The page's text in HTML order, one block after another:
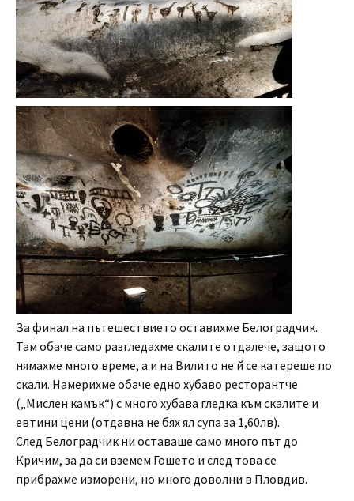
За финал на пътешествието оставихме Белоградчик.
Там обаче само разгледахме скалите отдалече, защото
нямахме много време, а и на Вилито не й се катереше по
скали. Намерихме обаче едно хубаво ресторантче
(„Мислен камък“) с много хубава гледка към скалите и
евтини цени (отдавна не бях ял супа за 1,60лв).
След Белоградчик ни оставаше само много път до
Кричим, за да си вземем Гошето и след това се
прибрахме изморени, но много доволни в Пловдив.